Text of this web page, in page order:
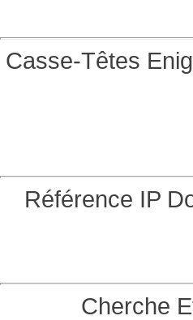
Casse-Têtes
Référence IP
Cherche